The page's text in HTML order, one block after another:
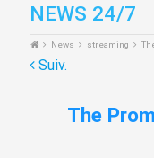
NEWS 24/7
News streaming
Suiv.
The